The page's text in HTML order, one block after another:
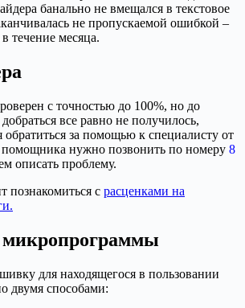
банально не вмещался в текстовое
не пропускаемой ошибкой –
течение месяца.
с точностью до 100%, но до
все равно не получилось,
за помощью к специалисту от
нужно позвонить по номеру 8
описать проблему.
познакомиться с расценками на
микропрограммы
для находящегося в пользовании
двумя способами: